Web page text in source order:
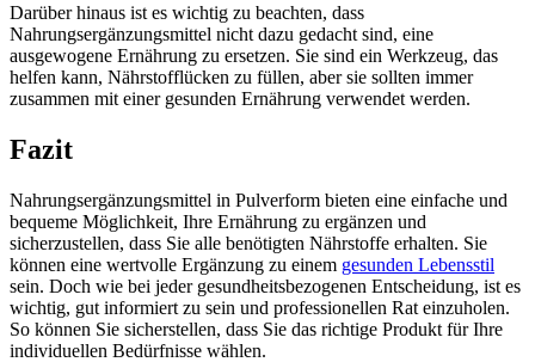
Darüber hinaus ist es wichtig zu beachten, dass
Nahrungsergänzungsmittel nicht dazu gedacht sind, eine
ausgewogene Ernährung zu ersetzen. Sie sind ein Werkzeug, das
helfen kann, Nährstofflücken zu füllen, aber sie sollten immer
zusammen mit einer gesunden Ernährung verwendet werden.
Fazit
Nahrungsergänzungsmittel in Pulverform bieten eine einfache und
bequeme Möglichkeit, Ihre Ernährung zu ergänzen und
sicherzustellen, dass Sie alle benötigten Nährstoffe erhalten. Sie
können eine wertvolle Ergänzung zu einem gesunden Lebensstil
sein. Doch wie bei jeder gesundheitsbezogenen Entscheidung, ist es
wichtig, gut informiert zu sein und professionellen Rat einzuholen.
So können Sie sicherstellen, dass Sie das richtige Produkt für Ihre
individuellen Bedürfnisse wählen.